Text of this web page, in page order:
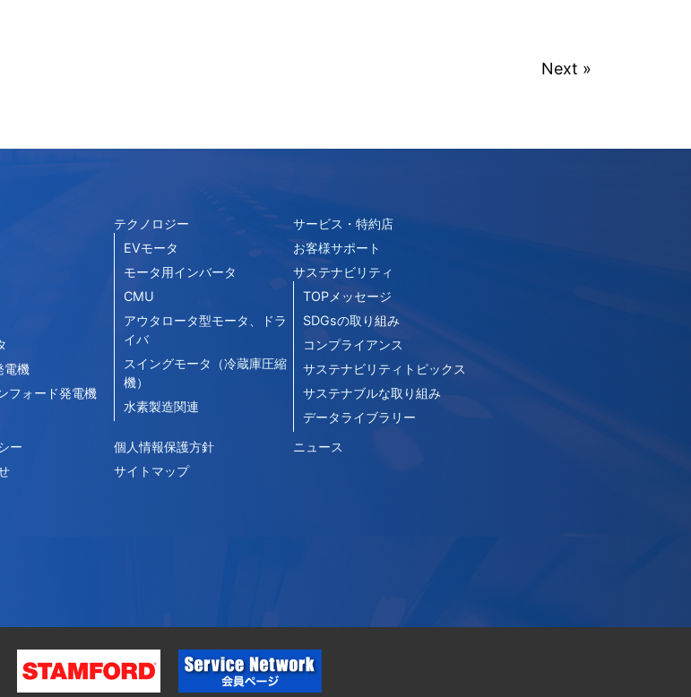
Next »
電機
フォード発電機
テクノロジー
EVモータ
モータ用インバータ
CMU
アウタロータ型モータ、ドラ
イバ
スイングモータ（冷蔵庫圧縮
機）
水素製造関連
サービス・特約店
お客様サポート
サステナビリティ
TOPメッセージ
SDGsの取り組み
コンプライアンス
サステナビリティトピックス
サステナブルな取り組み
データライブラリー
ー 個人情報保護方針
ニュース
サイトマップ